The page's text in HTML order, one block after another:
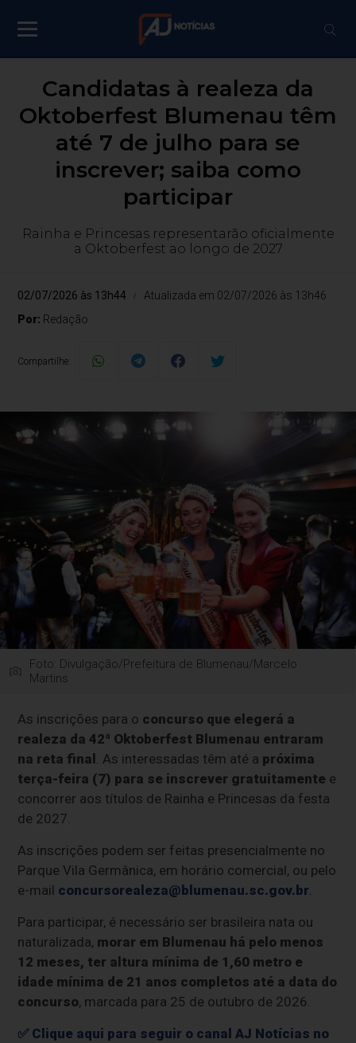
Candidatas à realeza da
Oktoberfest Blumenau têm
até 7 de julho para se
inscrever; saiba como
participar
Rainha e Princesas representarão oficialmente
a Oktoberfest ao longo de 2027
02/07/2026 às 13h44
Atualizada em 02/07/2026 às 13h46
Por: Redação
Compartilhe:
Foto: Divulgação/Prefeitura de Blumenau/Marcelo
Martins
As inscrições para o concurso que elegerá a
realeza da 42ª Oktoberfest Blumenau entraram
na reta final . As interessadas têm até a próxima
terça-feira (7) para se inscrever gratuitamente e
concorrer aos títulos de Rainha e Princesas da festa
de 2027.
As inscrições podem ser feitas presencialmente no
Parque Vila Germânica, em horário comercial, ou pelo
e-mail concursorealeza@blumenau.sc.gov.br.
Para participar, é necessário ser brasileira nata ou
naturalizada, morar em Blumenau há pelo menos
12 meses, ter altura mínima de 1,60 metro e
idade mínima de 21 anos completos até a data do
concurso, marcada para 25 de outubro de 2026.
✅ Clique aqui para seguir o canal AJ Notícias no